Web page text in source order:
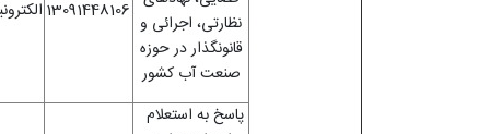
13091448106 نظارتی، اجرائی و
قانونگذار در حوزه
صنعت آب کشور
پاسخ به استعلام